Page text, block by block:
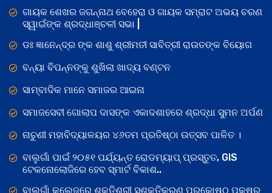
ଗାୟକ ଶେଖର ଜଗନ୍ନାଥ ବେହେରା ଓ ଗାୟକ ସମ୍ରାଟ ଅଭୟ ଚରଣ
ସ୍ୱାଇଁଙ୍କ ଶ୍ରଦ୍ଧାଞ୍ଚଳୀ ସଭା |
ଡଃ ଜ୍ଞାନେନ୍ଦ୍ର ଙ୍କ ଶାଶୁ ଶ୍ରୀମତୀ ସାବିତ୍ରୀ ରାଉତଙ୍କ ବିୟୋଗ
ବନ୍ୟା ବିପନ୍ନଙ୍କୁ ଶୁଖିଲା ଖାଦ୍ୟ ବଣ୍ଟନ
ସାମ୍ବାଦିକ ମାନେ ସମାଜର ଆଇନା
ସମାଜସେବୀ ଗୋଲାପ ଦାସଙ୍କ ଏକାଦଶାହରେ ଶ୍ରଦ୍ଧା ସୁମନ ଅର୍ପଣ
ନାଚୁଣୀ ମହାବିଦ୍ୟାଳୟର ୪୬ତମ ପ୍ରତିଷ୍ଠା ଉତ୍ସବ ପାଳିତ ।
ବାଲୁଗାଁ ପାଇଁ ୨୦୫୧ ପର୍ଯ୍ୟନ୍ତ ରୋଡମ୍ୟାପ୍ ପ୍ରସ୍ତୁତ, GIS
ଟେକନୋଲୋଜିରେ ହେବ ସ୍ମାର୍ଟ ବିକାଶ..
ବାଲୁଗାଁ କଲେଜରେ ଶକ୍ତିଶ୍ରୀ ସଶକ୍ତିକରଣ ପ୍ରକୋଷ୍ଠ ପକ୍ଷରୁ